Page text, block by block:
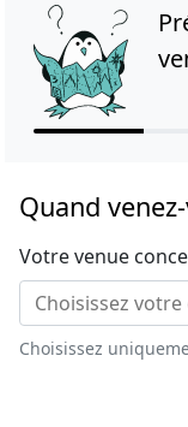
Quand
Votre venue
Choisissez